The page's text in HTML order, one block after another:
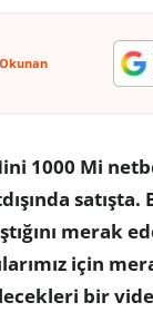
1000 Mi
satışta.
merak
için
bir